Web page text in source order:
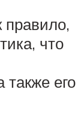
правило,
что
его